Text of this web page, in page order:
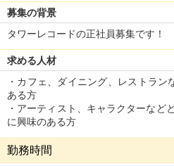
募集の背景
タワーレコードの正社員募集です！
求める人材
・カフェ、ダイニング、レストラ
ある方
・アーティスト、キャラクターなど
に興味のある方
勤務時間